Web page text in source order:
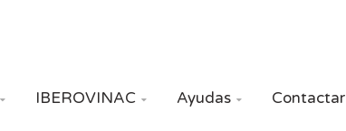
 IBEROVINAC  Ayudas  Contactar